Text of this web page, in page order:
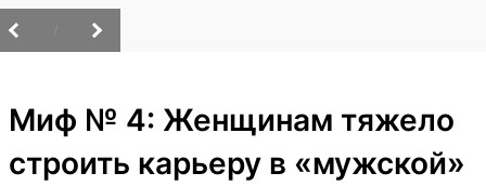
Миф № 4: Женщинам тяжело
строить карьеру в «мужской»